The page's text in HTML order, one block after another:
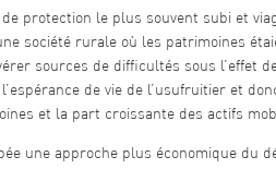
protection le plus souvent subi et
société rurale où les patrimoines
sources de difficultés sous l’effet
de vie de l’usufruitier et
et la part croissante des actifs
une approche plus économique du